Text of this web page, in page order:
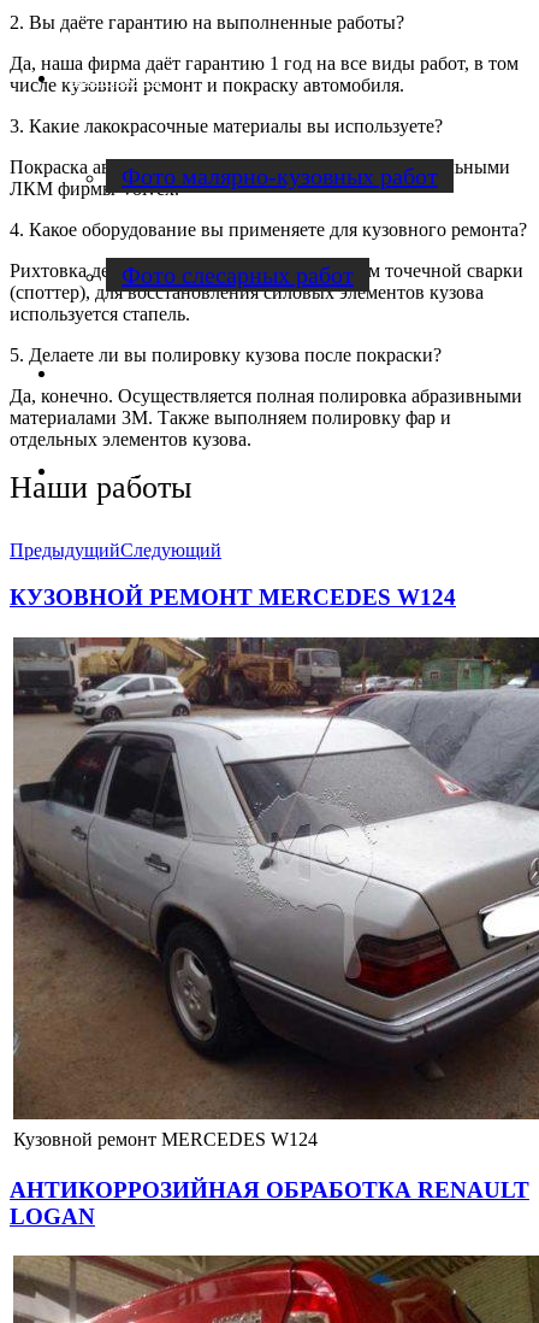
Наши работы
Фото малярно-кузовных работ
Фото слесарных работ
Контакты
2. Вы даёте гарантию на выполненные работы?
Да, наша фирма даёт гарантию 1 год на все виды работ, в том
числе кузовной ремонт и покраску автомобиля.
3. Какие лакокрасочные материалы вы используете?
Покраска автомобилей осуществляется профессиональными
ЛКМ фирмы Volvex.
4. Какое оборудование вы применяете для кузовного ремонта?
Рихтовка деталей осуществляется аппаратом точечной сварки
(споттер), для восстановления силовых элементов кузова
используется стапель.
5. Делаете ли вы полировку кузова после покраски?
Да, конечно. Осуществляется полная полировка абразивными
материалами 3М. Также выполняем полировку фар и
отдельных элементов кузова.
Наши работы
ПредыдущийСледующий
КУЗОВНОЙ РЕМОНТ MERCEDES W124
Кузовной ремонт MERCEDES W124
АНТИКОРРОЗИЙНАЯ ОБРАБОТКА RENAULT
LOGAN